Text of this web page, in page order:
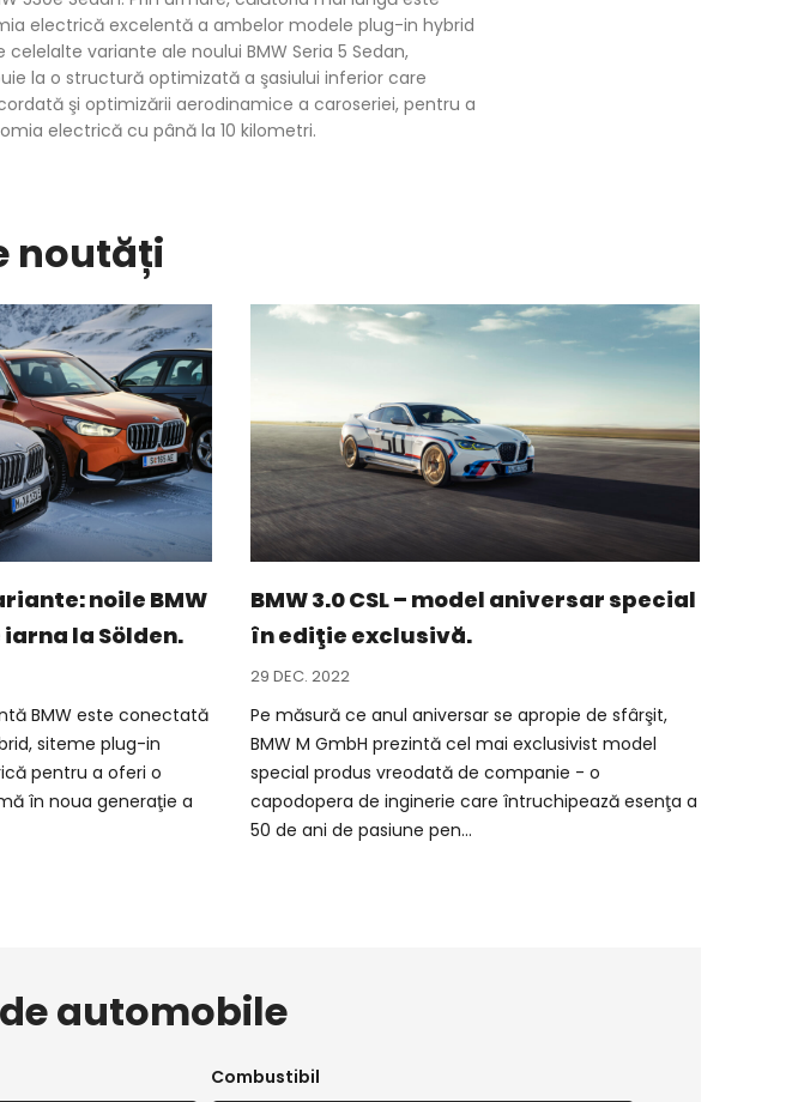
electrică excelentă a ambelor modele plug-in hybrid
variante ale noului BMW Seria 5 Sedan,
la o structură optimizată a şasiului inferior care
şi optimizării aerodinamice a caroseriei, pentru a
electrică cu până la 10 kilometri.
noutăți
noile BMW
iarna la Sölden.
BMW este conectată
siteme plug-in
pentru a oferi o
în noua generaţie a
29 DEC. 2022
BMW 3.0 CSL – model aniversar special
în ediţie exclusivă.
Pe măsură ce anul aniversar se apropie de sfârşit,
BMW M GmbH prezintă cel mai exclusivist model
special produs vreodată de companie - o
capodopera de inginerie care întruchipează esenţa a
50 de ani de pasiune pen...
automobile